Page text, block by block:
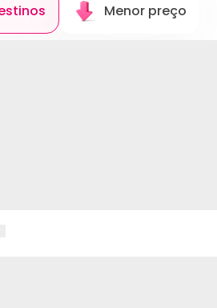
Menor preço